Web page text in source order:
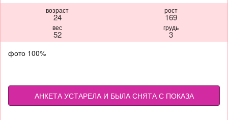
возраст
24
рост
169
вес
52
грудь
3
фото 100%
АНКЕТА УСТАРЕЛА И БЫЛА СНЯТА С ПОКАЗА